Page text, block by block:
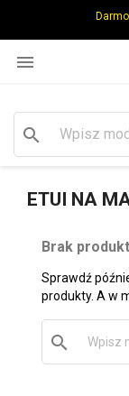

search
ETUI NA
Brak
Sprawdź
produkty. A w
search